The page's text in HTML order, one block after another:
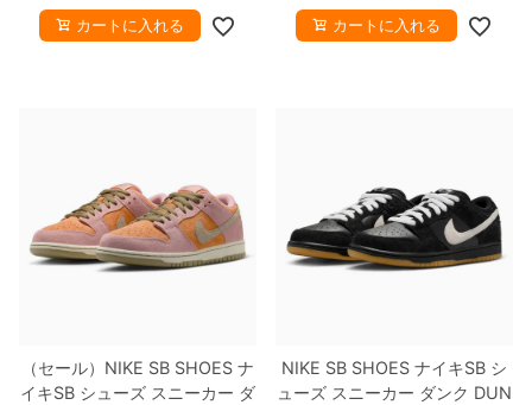
品】
カートに入れる カートに入れる
（セール） NIKE SB SHOES ナ
イキSB シューズ スニーカー ダ
NIKE SB SHOES ナイキSB シ
ューズ スニーカー ダンク DUN